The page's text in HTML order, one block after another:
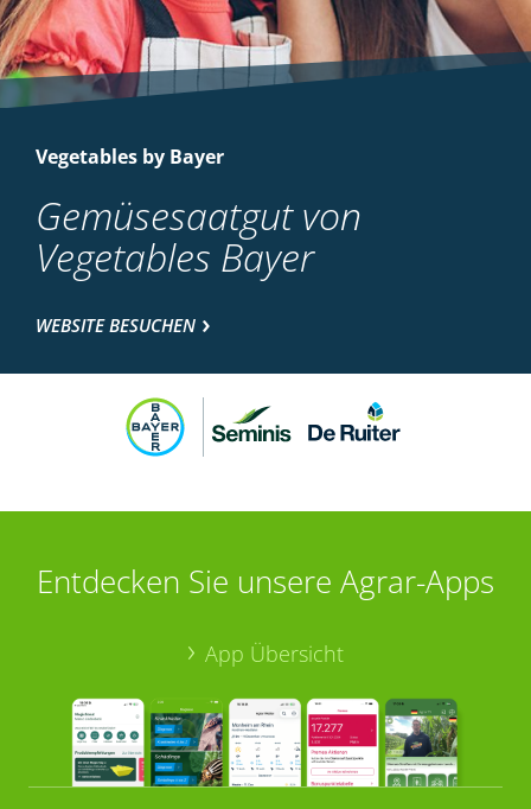
Vegetables by Bayer
Gemüsesaatgut von
Vegetables Bayer
WEBSITE BESUCHEN
Entdecken Sie unsere Agrar-Apps
App Übersicht